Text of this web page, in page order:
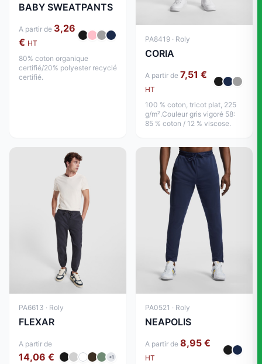
BABY SWEATPANTS
A partir de 3,26
€ HT
80% coton organique
certifié/20% polyester recyclé
certifié.
PA8419 · Roly
CORIA
A partir de 7,51 €
HT
100 % coton, tricot plat, 225
g/m².Couleur gris vigoré 58:
85 % coton / 12 % viscose.
PA6613 · Roly
FLEXAR
A partir de
14,06 € +1
PA0521 · Roly
NEAPOLIS
A partir de 8,95 €
HT